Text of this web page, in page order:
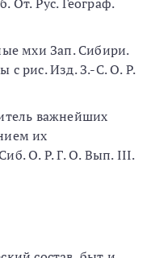
мхи Зап. Сибири.
с рис. Изд. З.-С. О. Р.
важнейших
их
О. Р. Г. О. Вып. III.